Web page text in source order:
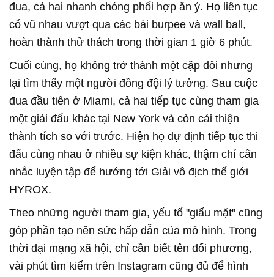
đua, cả hai nhanh chóng phối hợp ăn ý. Họ liên tục
cổ vũ nhau vượt qua các bài burpee và wall ball,
hoàn thành thử thách trong thời gian 1 giờ 6 phút.
Cuối cùng, họ không trở thành một cặp đôi nhưng
lại tìm thấy một người đồng đội lý tưởng. Sau cuộc
đua đầu tiên ở Miami, cả hai tiếp tục cùng tham gia
một giải đấu khác tại New York và còn cải thiện
thành tích so với trước. Hiện họ dự định tiếp tục thi
đấu cùng nhau ở nhiều sự kiện khác, thậm chí cân
nhắc luyện tập để hướng tới Giải vô địch thế giới
HYROX.
Theo những người tham gia, yếu tố "giấu mặt" cũng
góp phần tạo nên sức hấp dẫn của mô hình. Trong
thời đại mạng xã hội, chỉ cần biết tên đối phương,
vài phút tìm kiếm trên Instagram cũng đủ để hình